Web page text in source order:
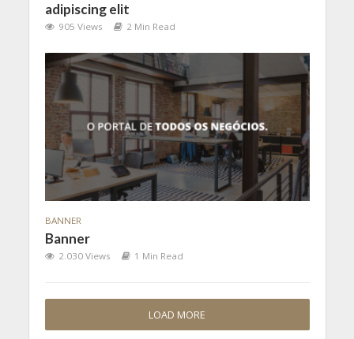
adipiscing elit
905 Views 2 Min Read
BANNER
Banner
2.030 Views 1 Min Read
LOAD MORE